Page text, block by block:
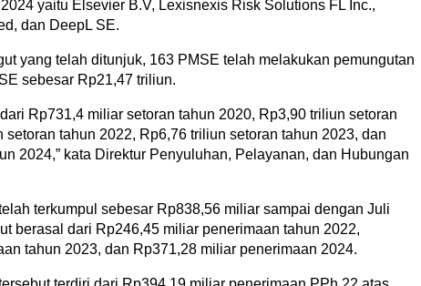
yaitu Elsevier B.V, Lexisnexis Risk Solutions FL Inc.,
dan DeepL SE.
yang telah ditunjuk, 163 PMSE telah melakukan pemungutan
sebesar Rp21,47 triliun.
Rp731,4 miliar setoran tahun 2020, Rp3,90 triliun setoran
setoran tahun 2022, Rp6,76 triliun setoran tahun 2023, dan
2024,” kata Direktur Penyuluhan, Pelayanan, dan Hubungan
terkumpul sebesar Rp838,56 miliar sampai dengan Juli
berasal dari Rp246,45 miliar penerimaan tahun 2022,
tahun 2023, dan Rp371,28 miliar penerimaan 2024.